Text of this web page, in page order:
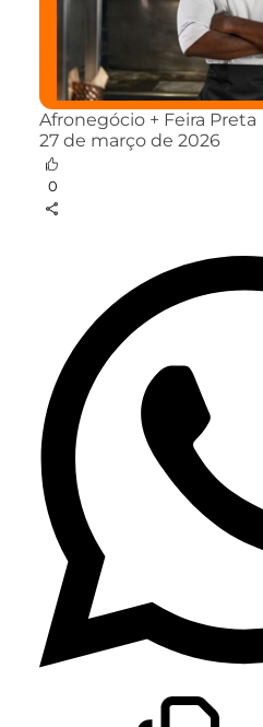
Afronegócio + Feira Preta
27 de março de 2026
0